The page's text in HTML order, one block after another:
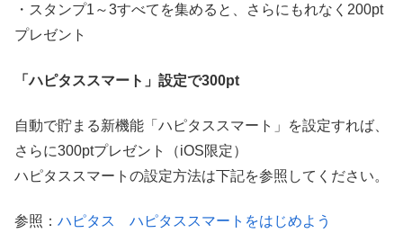
・スタンプ1～3すべてを集めると、さらにもれなく200pt
プレゼント
「ハピタススマート」設定で300pt
自動で貯まる新機能「ハピタススマート」を設定すれば、
さらに300ptプレゼント（iOS限定）
ハピタススマートの設定方法は下記を参照してください。
参照： ハピタス ハピタススマートをはじめよう